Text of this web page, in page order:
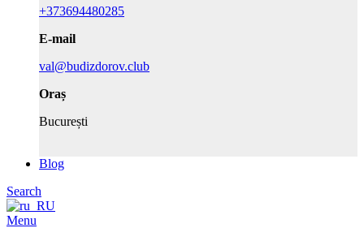
+373694480285
E-mail
val@budizdorov.club
Oraș
București
Blog
Search
Menu